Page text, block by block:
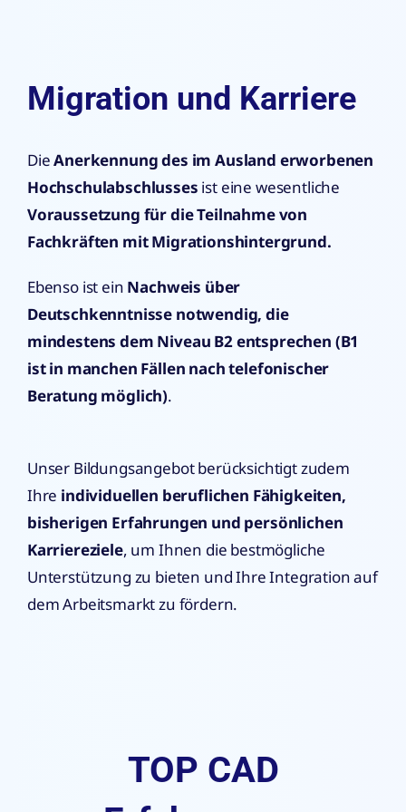
Migration und Karriere
DieAnerkennung des im Ausland erworbenen
Hochschulabschlusses ist eine wesentliche
Voraussetzung für die Teilnahme von
Fachkräften mit Migrationshintergrund.
Ebenso ist ein Nachweis über
Deutschkenntnisse notwendig, die
mindestens dem Niveau B2 entsprechen (B1
ist in manchen Fällen nach telefonischer
Beratung möglich).
Unser Bildungsangebot berücksichtigt zudem
Ihre individuellen beruflichen Fähigkeiten,
bisherigen Erfahrungen und persönlichen
Karriereziele, um Ihnen die bestmögliche
Unterstützung zu bieten und Ihre Integration auf
dem Arbeitsmarkt zu fördern.
TOP CAD